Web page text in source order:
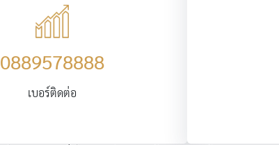
0889578888
เบอร์ติดต่อ